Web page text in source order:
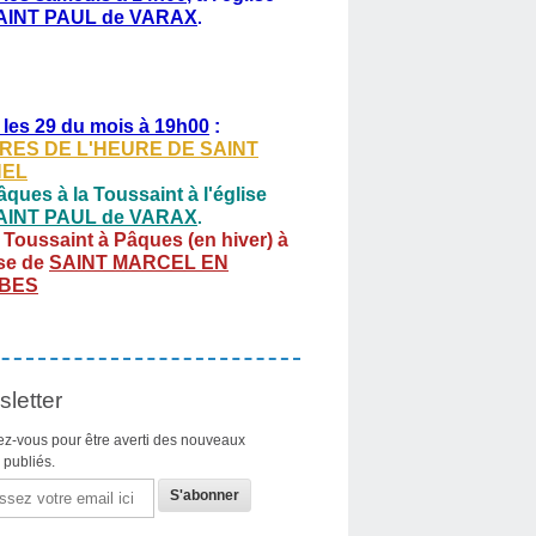
PAUL de VARAX.
29 du mois à 19h00 :
DE L'HEURE DE SAINT
à la Toussaint à l'église
PAUL de VARAX.
Toussaint à Pâques (en hiver) à
de SAINT MARCEL EN
vous pour être averti des nouveaux
publiés.